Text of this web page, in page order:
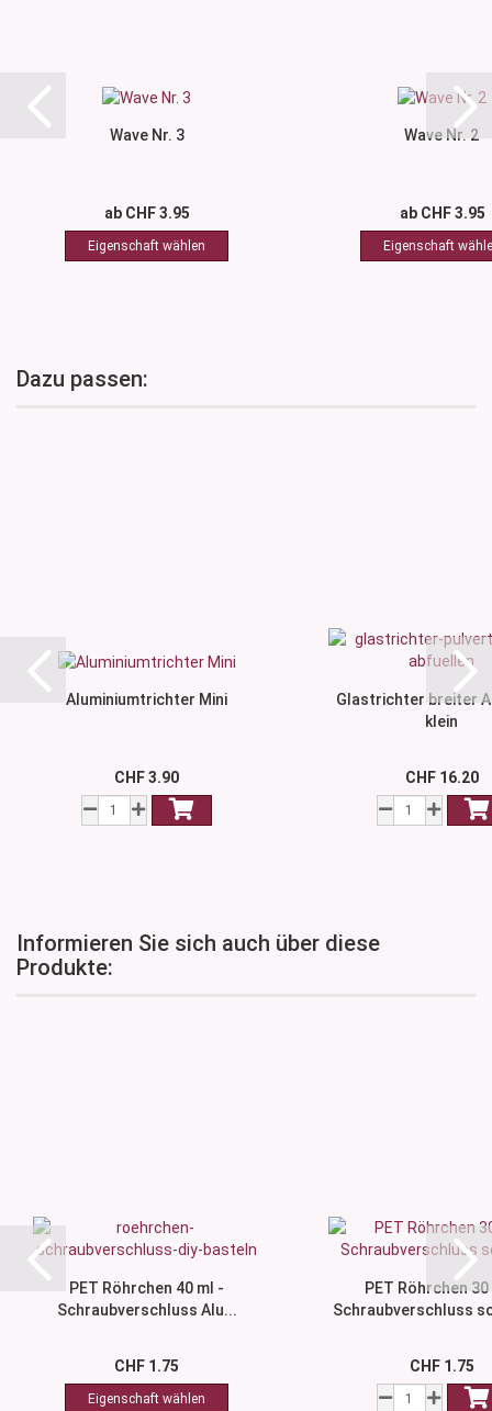
Wave Nr. 3
ab CHF 3.95
Wave Nr. 2
ab CHF 3.95
Dazu passen:
Aluminiumtrichter Mini
CHF 3.90
Glastrichter breiter
klein
CHF 16.20
Informieren Sie sich auch über diese
Produkte:
PET Röhrchen 40 ml -
Schraubverschluss Alu...
CHF 1.75
PET Röhrchen
Schraubverschluss
CHF 1.75